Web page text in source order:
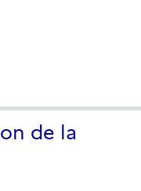
de la